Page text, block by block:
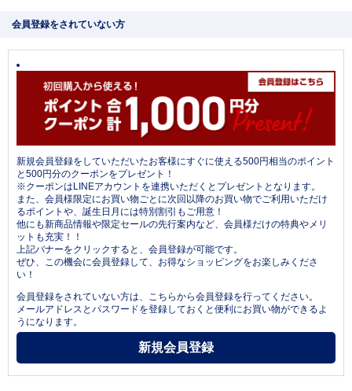
会員登録をされていない方
新規会員登録をしていただいたお客様にすぐに使える500円相当のポイント
と500円分のクーポンをプレゼント！
※クーポンはLINEアカウントを連携いただくとプレゼントとなります。
また、会員様限定にお買い物ごとに次回以降のお買い物でご利用いただけ
るポイントや、誕生日月には特別割引もご用意！
他にも新商品情報や限定セールの先行案内など、会員様だけの特典やメリ
ットも充実！！
上記バナーをクリックすると、会員登録が可能です。
ぜひ、この機会に会員登録して、お得なショッピングをお楽しみくださ
い！
会員登録をされていない方は、こちらから会員登録を行ってください。
メールアドレスとパスワードを登録しておくと便利にお買い物ができるよ
うになります。